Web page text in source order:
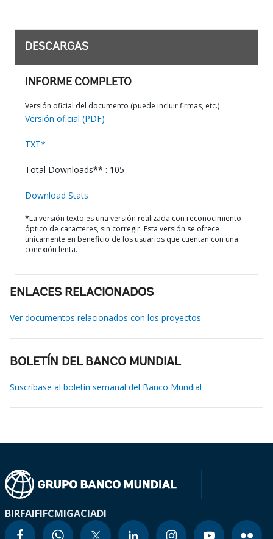
DESCARGAS
INFORME COMPLETO
Versión oficial del documento (puede incluir firmas, etc.)
Versión oficial (PDF)
TXT*
Total Downloads** : 105
Download Stats
*La versión texto es una versión realizada con reconocimiento
óptico de caracteres, sin corregir. Esta versión se ofrece
únicamente en beneficio de los usuarios que cuentan con una
conexión lenta.
ENLACES RELACIONADOS
Ver documentos relacionados con los proyectos
BOLETÍN DEL BANCO MUNDIAL
Suscríbase al boletín semanal del Banco Mundial
BIRFAIFIFCMIGACIADI